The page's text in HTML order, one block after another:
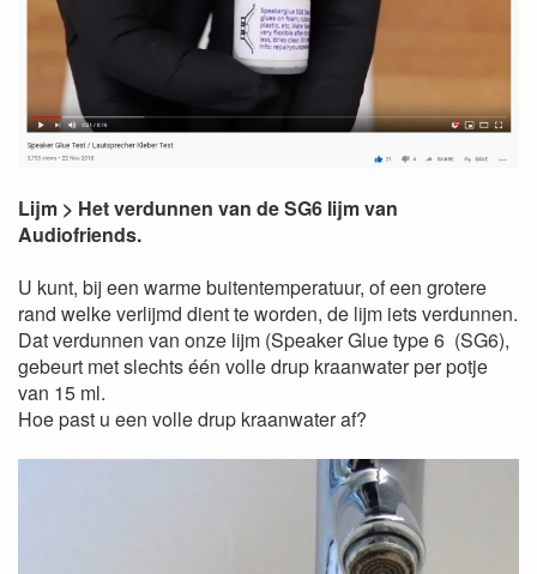
Lijm > Het verdunnen van de SG6 lijm van
Audiofriends.
U kunt, bij een warme buitentemperatuur, of een grotere
rand welke verlijmd dient te worden, de lijm iets verdunnen.
Dat verdunnen van onze lijm (Speaker Glue type 6 (SG6),
gebeurt met slechts één volle drup kraanwater per potje
van 15 ml.
Hoe past u een volle drup kraanwater af?